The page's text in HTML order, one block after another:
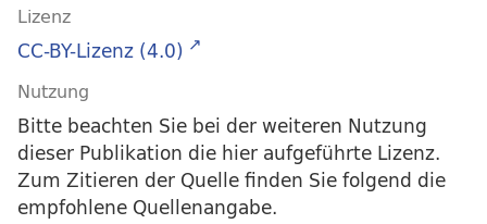
Lizenz
CC-BY-Lizenz (4.0)
Nutzung
Bitte beachten Sie bei der weiteren Nutzung
dieser Publikation die hier aufgeführte Lizenz.
Zum Zitieren der Quelle finden Sie folgend die
empfohlene Quellenangabe.